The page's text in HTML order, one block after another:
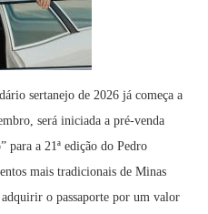
sertanejo de 2026 já começa a
será iniciada a pré-venda
para a 21ª edição do Pedro
mais tradicionais de Minas
adquirir o passaporte por um valor